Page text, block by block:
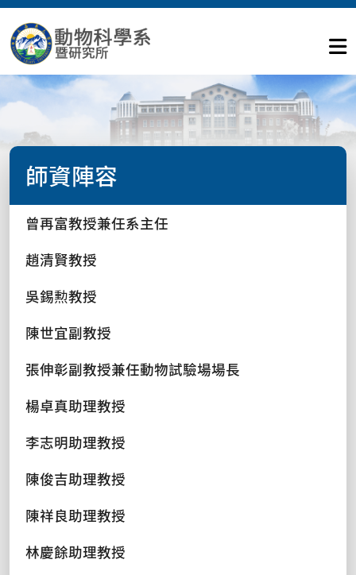
師資陣容
曾再富教授兼任系主任
趙清賢教授
吳錫勲教授
陳世宜副教授
張伸彰副教授兼任動物試驗場場長
楊卓真助理教授
李志明助理教授
陳俊吉助理教授
陳祥良助理教授
林慶餘助理教授